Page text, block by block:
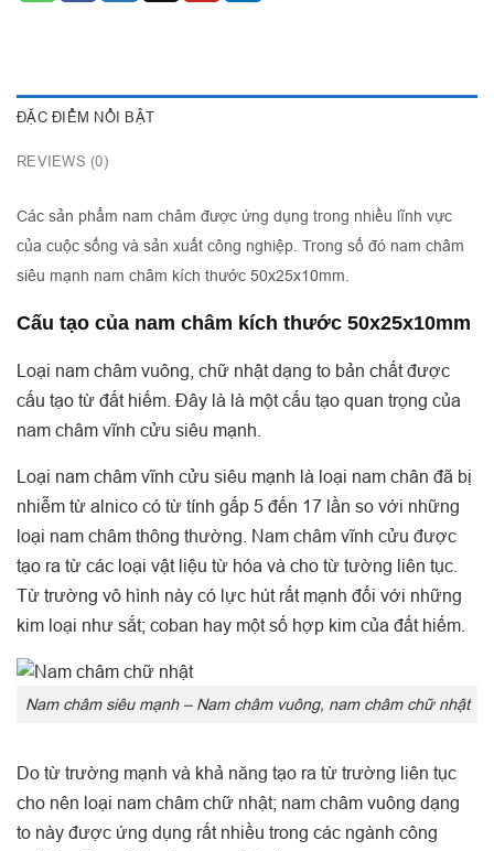
ĐẶC ĐIỂM NỔI BẬT
REVIEWS (0)
Các sản phẩm nam châm được ứng dụng trong nhiều lĩnh vực
của cuộc sống và sản xuất công nghiệp. Trong số đó nam châm
siêu mạnh nam châm kích thước 50x25x10mm.
Cấu tạo của nam châm kích thước 50x25x10mm
Loại nam châm vuông, chữ nhật dạng to bản chất được
cấu tạo từ đất hiếm. Đây là là một cấu tạo quan trọng của
nam châm vĩnh cửu siêu mạnh.
Loại nam châm vĩnh cửu siêu mạnh là loại nam chân đã bị
nhiễm từ alnico có từ tính gấp 5 đến 17 lần so với những
loại nam châm thông thường. Nam châm vĩnh cửu được
tạo ra từ các loại vật liệu từ hóa và cho từ tường liên tục.
Từ trường vô hình này có lực hút rất mạnh đối với những
kim loại như sắt; coban hay một số hợp kim của đất hiếm.
Nam châm siêu mạnh – Nam châm vuông, nam châm chữ nhật
Do từ trường mạnh và khả năng tạo ra từ trường liên tục
cho nên loại nam châm chữ nhật; nam châm vuông dạng
to này được ứng dụng rất nhiều trong các ngành công